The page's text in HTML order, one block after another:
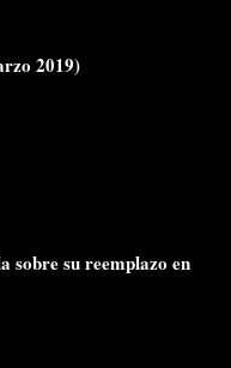
2019)
sobre su reemplazo en